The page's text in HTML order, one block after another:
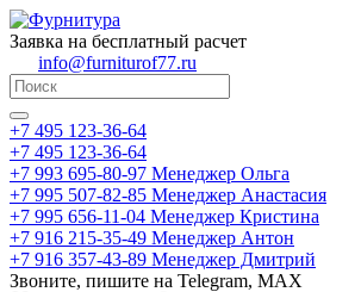
Заявка на бесплатный расчет
info@furniturof77.ru
+7 495 123-36-64
+7 495 123-36-64
+7 993 695-80-97 Менеджер Ольга
+7 995 507-82-85 Менеджер Анастасия
+7 995 656-11-04 Менеджер Кристина
+7 916 215-35-49 Менеджер Антон
+7 916 357-43-89 Менеджер Дмитрий
Звоните, пишите на Telegram, MAX